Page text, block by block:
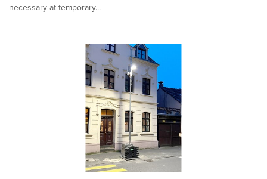
necessary at temporary...